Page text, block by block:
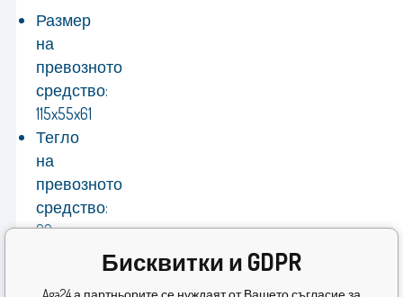
Размер
на
превозното
средство:
115x55x61
Тегло
на
превозното
средство:
22
Опаковка:
Бисквитки и GDPR
Aga24 а партньорите се нуждаят от Вашето съгласие за